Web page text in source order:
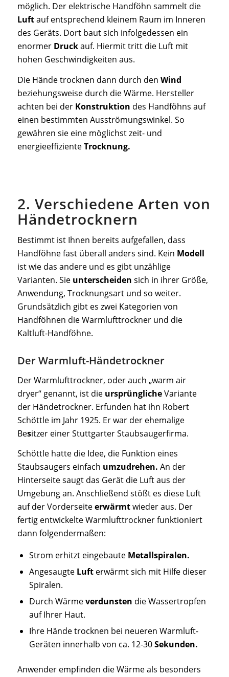
möglich. Der elektrische Handföhn sammelt die
Luftauf entsprechend kleinem Raum im Inneren
des Geräts. Dort baut sich infolgedessen ein
enormerDruckauf. Hiermit tritt die Luft mit
hohen Geschwindigkeiten aus.
Die Hände trocknen dann durch den Wind
beziehungsweise durch die Wärme. Hersteller
achten bei der Konstruktion des Handföhns auf
einen bestimmten Ausströmungswinkel. So
gewähren sie eine möglichst zeit- und
energieeffizienteTrocknung.
2. Verschiedene Arten von
Händetrocknern
Bestimmt ist Ihnen bereits aufgefallen, dass
Handföhne fast überall anders sind. Kein Modell
ist wie das andere und es gibt unzählige
Varianten. Sie unterscheiden sich in ihrer Größe,
Anwendung, Trocknungsart und so weiter.
Grundsätzlich gibt es zwei Kategorien von
Handföhnen die Warmlufttrockner und die
Kaltluft-Handföhne.
Der Warmluft-Händetrockner
Der Warmlufttrockner, oder auch „warm air
dryer“ genannt, ist die ursprünglicheVariante
der Händetrockner. Erfunden hat ihn Robert
Schöttle im Jahr 1925. Er war der ehemalige
Besitzer einer Stuttgarter Staubsaugerfirma.
Schöttle hatte die Idee, die Funktion eines
Staubsaugers einfach umzudrehen. An der
Hinterseite saugt das Gerät die Luft aus der
Umgebung an. Anschließend stößt es diese Luft
auf der Vorderseiteerwärmtwieder aus. Der
fertig entwickelte Warmlufttrockner funktioniert
dann folgendermaßen:
Strom erhitzt eingebaute Metallspiralen.
Angesaugte Lufterwärmt sich mit Hilfe dieser
Spiralen.
Durch Wärmeverdunsten die Wassertropfen
auf Ihrer Haut.
Ihre Hände trocknen bei neueren Warmluft-
Geräten innerhalb von ca. 12-30Sekunden.
Anwender empfinden die Wärme als besonders